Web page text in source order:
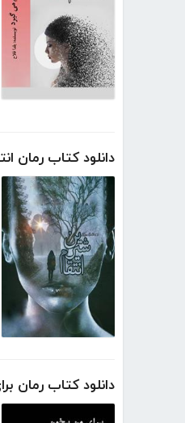
دانلود کتاب رمان
دانلود کتاب رمان